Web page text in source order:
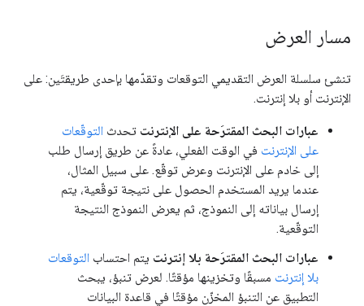
مسار العرض
تنشئ سلسلة العرض التقديمي التوقعات وتقدّمها بإحدى طريقتَين: على
الإنترنت أو بلا إنترنت.
عبارات البحث المقترَحة على الإنترنت تحدث التوقّعات
على الإنترنت في الوقت الفعلي، عادةً عن طريق إرسال طلب
إلى خادم على الإنترنت وعرض توقّع. على سبيل المثال،
عندما يريد المستخدم الحصول على نتيجة توقّعية، يتم
إرسال بياناته إلى النموذج، ثم يعرض النموذج النتيجة
التوقّعية.
عبارات البحث المقترَحة بلا إنترنت يتم احتساب التوقعات
بلا إنترنت مسبقًا وتخزينها مؤقتًا. لعرض تنبؤ، يبحث
التطبيق عن التنبؤ المخزّن مؤقتًا في قاعدة البيانات